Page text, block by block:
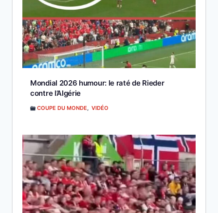
Mondial 2026 humour: le raté de Rieder
contre l’Algérie
COUPE DU MONDE, VIDÉO